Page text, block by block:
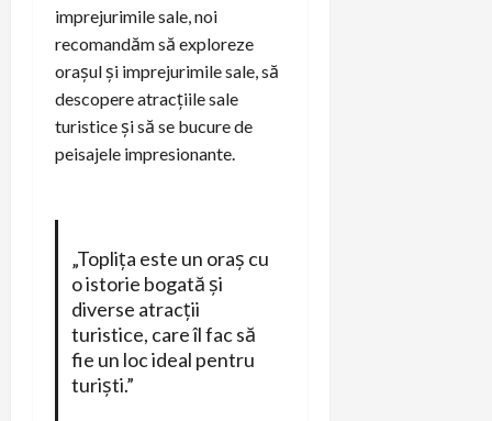
imprejurimile sale, noi
recomandăm să exploreze
orașul și imprejurimile sale, să
descopere atracțiile sale
turistice și să se bucure de
peisajele impresionante.
„Toplița este un oraș cu
o istorie bogată și
diverse atracții
turistice, care îl fac să
fie un loc ideal pentru
turiști.”